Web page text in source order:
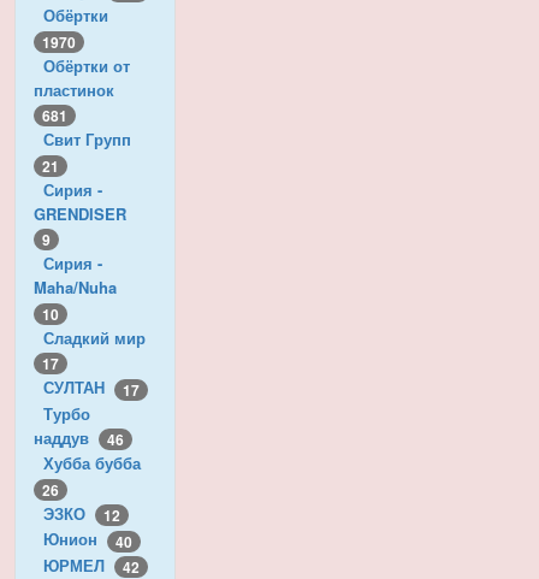
Обёртки
1970
Обёртки от
пластинок
681
Свит Групп
21
Сирия -
GRENDISER
9
Сирия -
Maha/Nuha
10
Сладкий мир
17
СУЛТАН 17
Турбо
наддув
46
Хубба бубба
26
ЭЗКО 12
Юнион 40
ЮРМЕЛ 42